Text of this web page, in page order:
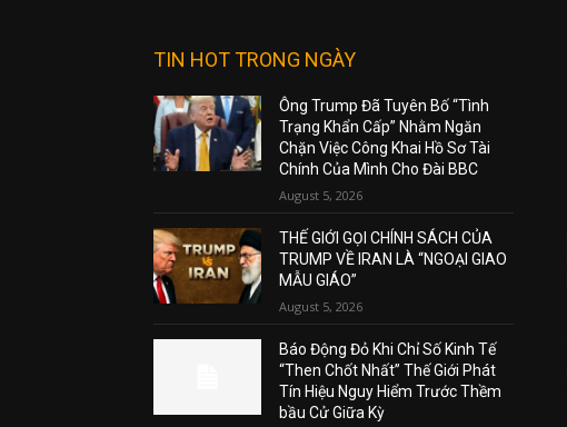
TIN HOT TRONG NGÀY
Ông Trump Đã Tuyên Bố “Tình
Trạng Khẩn Cấp” Nhằm Ngăn
Chặn Việc Công Khai Hồ Sơ Tài
Chính Của Mình Cho Đài BBC
August 5, 2026
THẾ GIỚI GỌI CHÍNH SÁCH CỦA
TRUMP VỀ IRAN LÀ “NGOẠI GIAO
MẪU GIÁO”
August 5, 2026
Báo Động Đỏ Khi Chỉ Số Kinh Tế
“Then Chốt Nhất” Thế Giới Phát
Tín Hiệu Nguy Hiểm Trước Thềm
bầu Cử Giữa Kỳ